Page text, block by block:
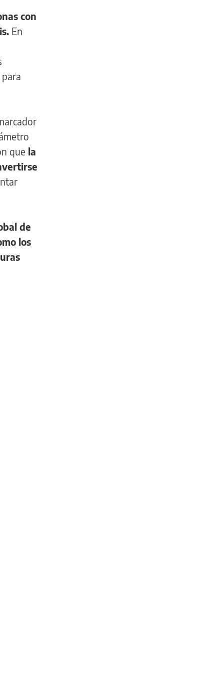
con
En
que la
de
los